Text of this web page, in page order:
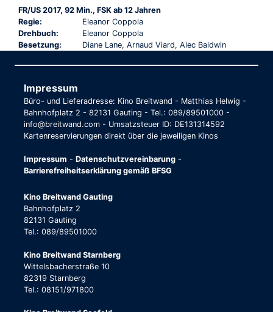
FR/US 2017, 92 Min., FSK ab 12 Jahren
Regie:
Eleanor Coppola
Drehbuch:
Eleanor Coppola
Besetzung:
Diane Lane, Arnaud Viard, Alec Baldwin
Impressum
Büro- und Lieferadresse: Kino Breitwand - Matthias Helwig -
Bahnhofplatz 2 - 82131 Gauting - Tel.: 089/89501000 -
info@breitwand.com - Umsatzsteuer ID: DE131314592
Kartenreservierungen direkt über die jeweiligen Kinos
Impressum - Datenschutzvereinbarung -
Barrierefreiheitserklärung gemäß BFSG
Kino Breitwand Gauting
Bahnhofplatz 2
82131 Gauting
Tel.: 089/89501000
Kino Breitwand Starnberg
Wittelsbacherstraße 10
82319 Starnberg
Tel.: 08151/971800